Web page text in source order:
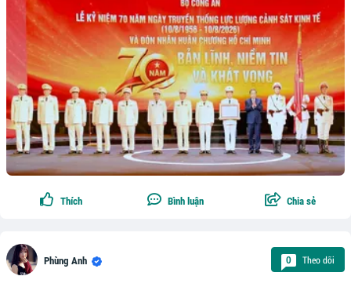
Thích Bình luận Chia sẻ
Phùng Anh 0 Theo dõi